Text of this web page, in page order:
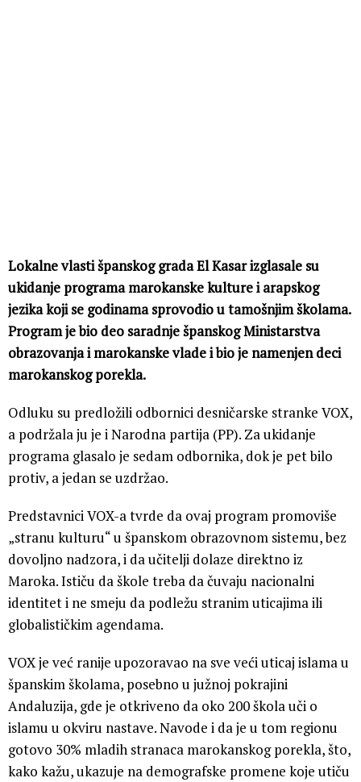
Lokalne vlasti španskog grada El Kasar izglasale su
ukidanje programa marokanske kulture i arapskog
jezika koji se godinama sprovodio u tamošnjim školama.
Program je bio deo saradnje španskog Ministarstva
obrazovanja i marokanske vlade i bio je namenjen deci
marokanskog porekla.
Odluku su predložili odbornici desničarske stranke VOX,
a podržala ju je i Narodna partija (PP). Za ukidanje
programa glasalo je sedam odbornika, dok je pet bilo
protiv, a jedan se uzdržao.
Predstavnici VOX-a tvrde da ovaj program promoviše
„stranu kulturu“ u španskom obrazovnom sistemu, bez
dovoljno nadzora, i da učitelji dolaze direktno iz
Maroka. Ističu da škole treba da čuvaju nacionalni
identitet i ne smeju da podležu stranim uticajima ili
globalističkim agendama.
VOX je već ranije upozoravao na sve veći uticaj islama u
španskim školama, posebno u južnoj pokrajini
Andaluzija, gde je otkriveno da oko 200 škola uči o
islamu u okviru nastave. Navode i da je u tom regionu
gotovo 30% mladih stranaca marokanskog porekla, što,
kako kažu, ukazuje na demografske promene koje utiču